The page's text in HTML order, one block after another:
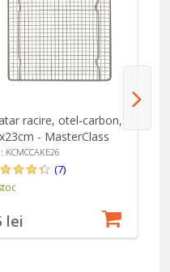
racire, otel-carbon,
- MasterClass
KCMCCAKE26
(7)
lei